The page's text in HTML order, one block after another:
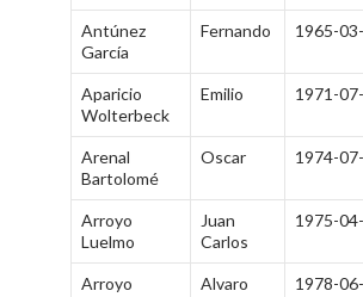
Antúnez
García
Fernando 1965-
Aparicio
Wolterbeck
Emilio 1971-
Arenal
Bartolomé
Oscar 1974-
Arroyo
Luelmo
Juan
Carlos
1975-
Arroyo
Alvaro 1978-